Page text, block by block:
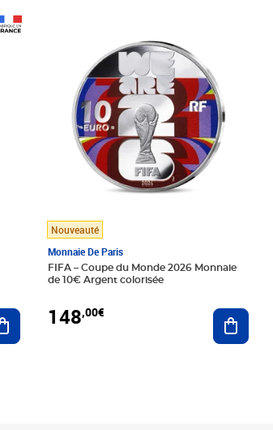
Ajouter au panier
Nouveauté
Monnaie De Paris
FIFA – Coupe du Monde 2026 Monnaie
de 10€ Argent colorisée
148,00€